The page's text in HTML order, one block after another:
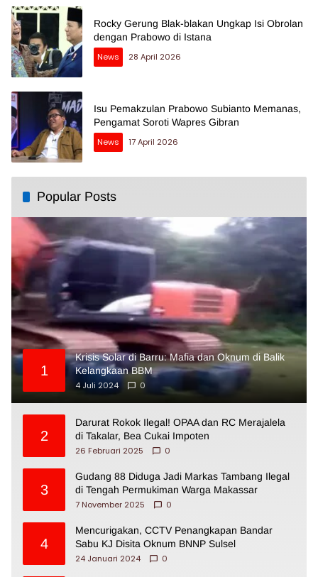
Rocky Gerung Blak-blakan Ungkap Isi Obrolan
dengan Prabowo di Istana
News
28 April 2026
Isu Pemakzulan Prabowo Subianto Memanas,
Pengamat Soroti Wapres Gibran
News
17 April 2026
Popular Posts
1
Krisis Solar di Barru: Mafia dan Oknum di Balik
Kelangkaan BBM
4 Juli 2024
0
2
Darurat Rokok Ilegal! OPAA dan RC Merajalela
di Takalar, Bea Cukai Impoten
26 Februari 2025
0
3
Gudang 88 Diduga Jadi Markas Tambang Ilegal
di Tengah Permukiman Warga Makassar
7 November 2025
0
4
Mencurigakan, CCTV Penangkapan Bandar
Sabu KJ Disita Oknum BNNP Sulsel
24 Januari 2024
0